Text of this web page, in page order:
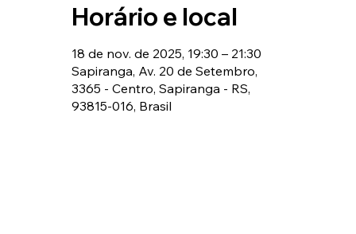
Horário e local
18 de nov. de 2025, 19:30 – 21:30
Sapiranga, Av. 20 de Setembro,
3365 - Centro, Sapiranga - RS,
93815-016, Brasil